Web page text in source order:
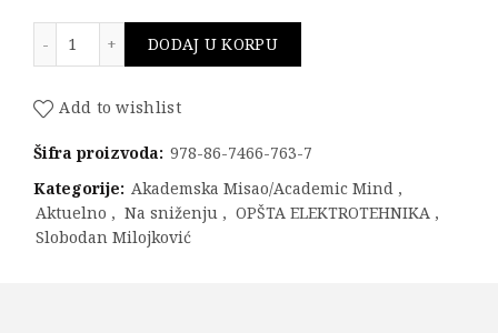
DODAJ U KORPU
Add to wishlist
Šifra proizvoda: 978-86-7466-763-7
Kategorije: Akademska Misao/Academic Mind ,
Aktuelno , Na sniženju , OPŠTA ELEKTROTEHNIKA ,
Slobodan Milojković